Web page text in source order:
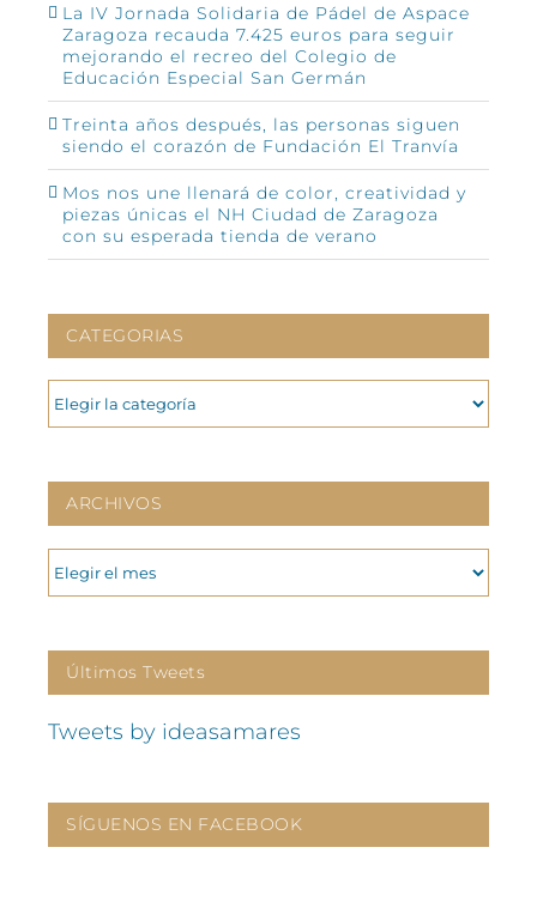
La IV Jornada Solidaria de Pádel de Aspace
Zaragoza recauda 7.425 euros para seguir
mejorando el recreo del Colegio de
Educación Especial San Germán
Treinta años después, las personas siguen
siendo el corazón de Fundación El Tranvía
Mos nos une llenará de color, creatividad y
piezas únicas el NH Ciudad de Zaragoza
con su esperada tienda de verano
CATEGORIAS
CATEGORIAS
ARCHIVOS
ARCHIVOS
Últimos Tweets
Tweets by ideasamares
SÍGUENOS EN FACEBOOK